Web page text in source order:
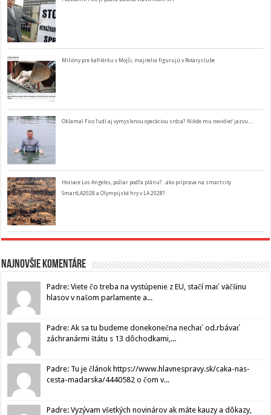
Milióny pre kafilérku v Mojši, majitelia figurujú v Rotary clube
Oklamal Fico ľudí aj vymyslenou operáciou srdca? Nikde mu nevidieť jazvu…
Horiace Los Angeles, požiar podľa plánu? ..ako príprava na smart city
SmartLA2028 a Olympijské hry v LA 2028?
Najnovšie komentáre
Padre: Viete čo treba na vystúpenie z EU, stačí mať väčšinu
hlasov v našom parlamente a...
Padre: Ak sa tu budeme donekonečna nechať od.rbávať
záchranármi štátu s 13 dôchodkami,...
Padre: Tu je článok https://www.hlavnespravy.sk/caka-nas-
cesta-madarska/4440582 o čom v...
Padre: Vyzývam všetkých novinárov ak máte kauzy a dôkazy,